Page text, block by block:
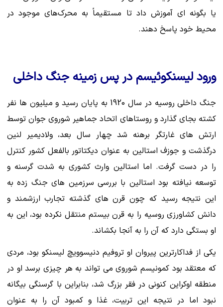
یا بگونه ای آموزش داد تا مستقیماً به محرک‌های موجود در
محیط خود پاسخ دهند.
ورود لیسنکوئیسم در پس زمینه جنگ داخلی
جنگ داخلی روسیه در سال 1920 به پایان رسید و میلیون ها نفر
کشته بجای گذارد و روستاهای اتحاد جماهیر شوروی جوان توسط
ارتش های غارتگر برهنه شد چهار سال بعد، ولادیمیر لنین
درگذشت و جوزف استالین به عنوان دیکتاتور بالفعل کشور کنترل
را در دست گرفت. اما استالین وارث کشوری به شدت گرسنه و
توسعه نیافته بود استالین با بررسی سرزمین های جنگ زده به
این نتیجه رسید که چون قرن های گذشته تجارب ارزشمند و
دانش کشاورزی روسیه را به قرن بیستم منتقل نکرده بود، این به
او بستگی دارد که آن را به آنجا بکشاند.
یکی از فداکارترین پیروان او تروفیم دنیسوویچ لیسنکو بود، مردی
که معتقد بود کمونیسم شوروی می تواند به هر چیزی برسد او در
منطقه اوکراین کنونی در فقر بزرگ شد، بنابراین با گرسنگی بیگانه
نبود اما در نتیجه این تربیت، غذا و کمبود آن را به عنوان